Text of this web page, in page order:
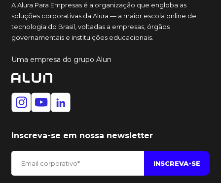
A Alura Para Empresas é a organização que engloba as
soluções corporativas da Alura — a maior escola online de
tecnologia do Brasil, voltadas a empresas, órgãos
governamentais e instituições educacionais.
Uma empresa do grupo Alun
Inscreva-se em nossa newsletter